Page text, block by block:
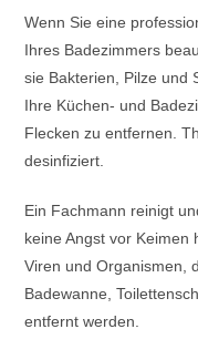
Wenn Sie eine
Ihres Badezimmers
sie Bakterien, Pilze und
Ihre Küchen- und
Flecken zu entfernen.
desinfiziert.
Ein Fachmann reinigt
keine Angst vor Keimen
Viren und Organismen,
Badewanne,
entfernt werden.